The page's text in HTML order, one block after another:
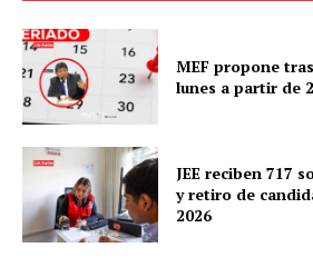
MEF propone
lunes a partir de
JEE reciben 717
y retiro de
2026